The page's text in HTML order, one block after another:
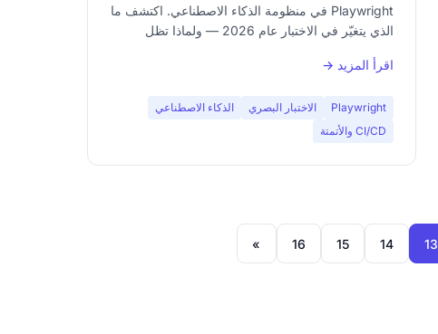
Playwright في منظومة الذكاء الاصطناعي. اكتشف ما
الذي يتغيّر في الاختبار عام 2026 — ولماذا تظل
اقرأ المزيد →
Playwright الاختبار البصري
الذكاء الاصطناعي
CI/CD والأتمتة
13
14
15
16
»